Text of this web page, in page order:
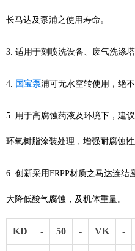
长马达及泵浦之使用寿命。
3. 适用于刻喷洗设备、废气洗涤
4. 国宝泵浦可无水空转使用，绝不
5. 用于高腐蚀药液及环境下，建
环氧树脂涂装处理，增强耐腐蚀性
6. 创新采用FRPP材质之马达连结
大降低酸气腐蚀，及机体重量。
KD - 50 - VK -